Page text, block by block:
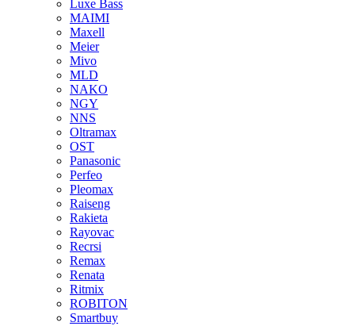
Luxe Bass
MAIMI
Maxell
Meier
Mivo
MLD
NAKO
NGY
NNS
Oltramax
OST
Panasonic
Perfeo
Pleomax
Raiseng
Rakieta
Rayovac
Recrsi
Remax
Renata
Ritmix
ROBITON
Smartbuy